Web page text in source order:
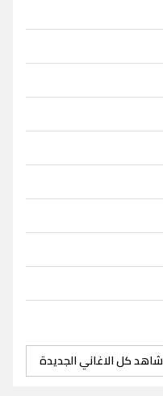
شاهد كل الاغاني الجديدة